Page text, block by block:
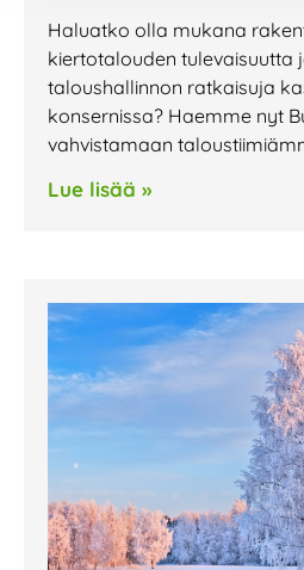
Haluatko olla mukana
kiertotalouden tulevaisuutta
taloushallinnon ratkaisuja
konsernissa? Haemme nyt
vahvistamaan
Lue lisää »